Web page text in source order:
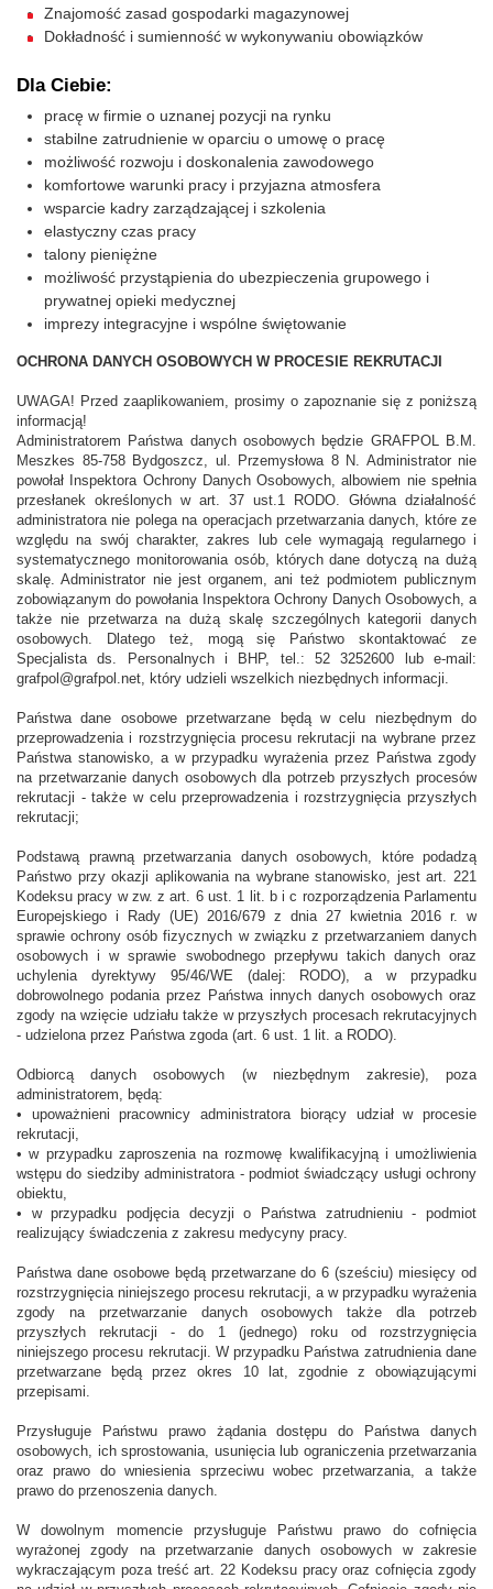
Znajomość zasad gospodarki magazynowej
Dokładność i sumienność w wykonywaniu obowiązków
Dla Ciebie:
pracę w firmie o uznanej pozycji na rynku
stabilne zatrudnienie w oparciu o umowę o pracę
możliwość rozwoju i doskonalenia zawodowego
komfortowe warunki pracy i przyjazna atmosfera
wsparcie kadry zarządzającej i szkolenia
elastyczny czas pracy
talony pieniężne
możliwość przystąpienia do ubezpieczenia grupowego i
prywatnej opieki medycznej
imprezy integracyjne i wspólne świętowanie
OCHRONA DANYCH OSOBOWYCH W PROCESIE REKRUTACJI
UWAGA! Przed zaaplikowaniem, prosimy o zapoznanie się z poniższą
informacją!
Administratorem Państwa danych osobowych będzie GRAFPOL B.M.
Meszkes 85-758 Bydgoszcz, ul. Przemysłowa 8 N. Administrator nie
powołał Inspektora Ochrony Danych Osobowych, albowiem nie spełnia
przesłanek określonych w art. 37 ust.1 RODO. Główna działalność
administratora nie polega na operacjach przetwarzania danych, które ze
względu na swój charakter, zakres lub cele wymagają regularnego i
systematycznego monitorowania osób, których dane dotyczą na dużą
skalę. Administrator nie jest organem, ani też podmiotem publicznym
zobowiązanym do powołania Inspektora Ochrony Danych Osobowych, a
także nie przetwarza na dużą skalę szczególnych kategorii danych
osobowych. Dlatego też, mogą się Państwo skontaktować ze
Specjalista ds. Personalnych i BHP, tel.: 52 3252600 lub e-mail:
grafpol@grafpol.net, który udzieli wszelkich niezbędnych informacji.
Państwa dane osobowe przetwarzane będą w celu niezbędnym do
przeprowadzenia i rozstrzygnięcia procesu rekrutacji na wybrane przez
Państwa stanowisko, a w przypadku wyrażenia przez Państwa zgody
na przetwarzanie danych osobowych dla potrzeb przyszłych procesów
rekrutacji - także w celu przeprowadzenia i rozstrzygnięcia przyszłych
rekrutacji;
Podstawą prawną przetwarzania danych osobowych, które podadzą
Państwo przy okazji aplikowania na wybrane stanowisko, jest art. 221
Kodeksu pracy w zw. z art. 6 ust. 1 lit. b i c rozporządzenia Parlamentu
Europejskiego i Rady (UE) 2016/679 z dnia 27 kwietnia 2016 r. w
sprawie ochrony osób fizycznych w związku z przetwarzaniem danych
osobowych i w sprawie swobodnego przepływu takich danych oraz
uchylenia dyrektywy 95/46/WE (dalej: RODO), a w przypadku
dobrowolnego podania przez Państwa innych danych osobowych oraz
zgody na wzięcie udziału także w przyszłych procesach rekrutacyjnych
- udzielona przez Państwa zgoda (art. 6 ust. 1 lit. a RODO).
Odbiorcą danych osobowych (w niezbędnym zakresie), poza
administratorem, będą:
• upoważnieni pracownicy administratora biorący udział w procesie
rekrutacji,
• w przypadku zaproszenia na rozmowę kwalifikacyjną i umożliwienia
wstępu do siedziby administratora - podmiot świadczący usługi ochrony
obiektu,
• w przypadku podjęcia decyzji o Państwa zatrudnieniu - podmiot
realizujący świadczenia z zakresu medycyny pracy.
Państwa dane osobowe będą przetwarzane do 6 (sześciu) miesięcy od
rozstrzygnięcia niniejszego procesu rekrutacji, a w przypadku wyrażenia
zgody na przetwarzanie danych osobowych także dla potrzeb
przyszłych rekrutacji - do 1 (jednego) roku od rozstrzygnięcia
niniejszego procesu rekrutacji. W przypadku Państwa zatrudnienia dane
przetwarzane będą przez okres 10 lat, zgodnie z obowiązującymi
przepisami.
Przysługuje Państwu prawo żądania dostępu do Państwa danych
osobowych, ich sprostowania, usunięcia lub ograniczenia przetwarzania
oraz prawo do wniesienia sprzeciwu wobec przetwarzania, a także
prawo do przenoszenia danych.
W dowolnym momencie przysługuje Państwu prawo do cofnięcia
wyrażonej zgody na przetwarzanie danych osobowych w zakresie
wykraczającym poza treść art. 22 Kodeksu pracy oraz cofnięcia zgody